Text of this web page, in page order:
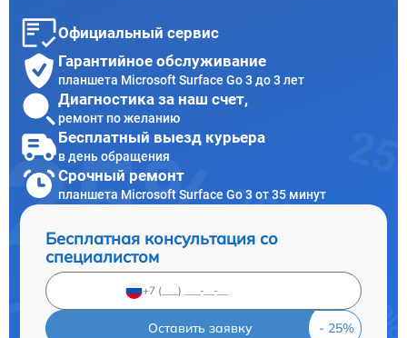
Официальный сервис
Гарантийное обслуживание
планшета Microsoft Surface Go 3 до 3 лет
Диагностика за наш счет,
ремонт по желанию
Бесплатный выезд курьера
в день обращения
Срочный ремонт
планшета Microsoft Surface Go 3 от 35 минут
Бесплатная консультация со
специалистом
Оставить заявку